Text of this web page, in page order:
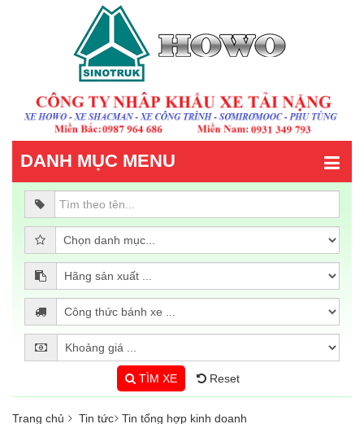
DANH MỤC MENU
TÌM XE Reset
Trang chủ Tin tức Tin tổng hợp kinh doanh